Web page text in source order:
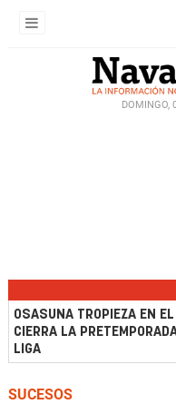
DOMINGO,
OSASUNA TROPIEZA EN
CIERRA LA
LIGA
SUCESOS